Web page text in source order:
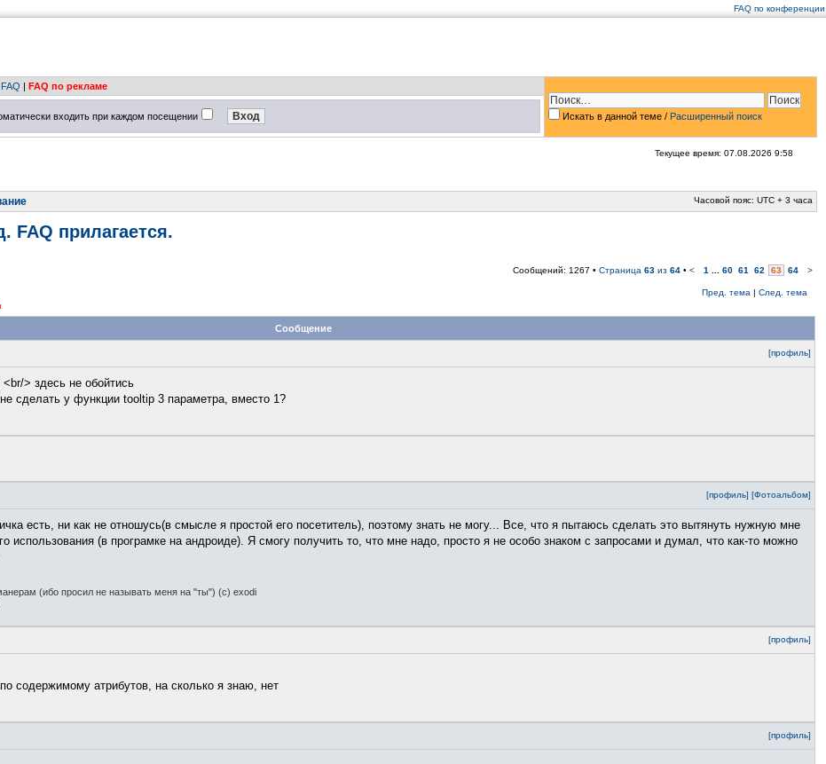
FAQ по конференции
FAQ | FAQ по рекламе
Искать в данной теме / Расширенный поиск
входить при каждом посещении
Текущее время: 07.08.2026 9:58
Часовой пояс: UTC + 3 часа
FAQ прилагается.
Сообщений: 1267 • Страница 63 из 64 • < 1 60 61 62 63 64 >
Пред. тема | След. тема
Сообщение
[профиль]
> здесь не обойтись
сделать у функции tooltip 3 параметра, вместо 1?
[профиль] [Фотоальбом]
есть, ни как не отношусь(в смысле я простой его посетитель), поэтому знать не могу... Все, что я пытаюсь сделать это вытянуть нужную мне
использования (в програмке на андроиде). Я смогу получить то, что мне надо, просто я не особо знаком с запросами и думал, что как-то можно
(ибо просил не называть меня на "ты") (c) exodi
[профиль]
содержимому атрибутов, на сколько я знаю, нет
[профиль]